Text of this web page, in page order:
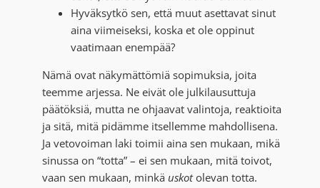
Hyväksytkö sen, että muut asettavat sinut
aina viimeiseksi, koska et ole oppinut
vaatimaan enempää?
Nämä ovat näkymättömiä sopimuksia, joita
teemme arjessa. Ne eivät ole julkilausuttuja
päätöksiä, mutta ne ohjaavat valintoja, reaktioita
ja sitä, mitä pidämme itsellemme mahdollisena.
Ja vetovoiman laki toimii aina sen mukaan, mikä
sinussa on “totta” – ei sen mukaan, mitä toivot,
vaan sen mukaan, minkäuskotolevan totta.